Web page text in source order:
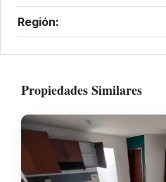
Región:
Propiedades Similares